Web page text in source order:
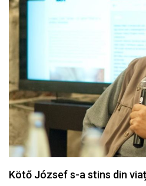
Kötő József s-a stins din